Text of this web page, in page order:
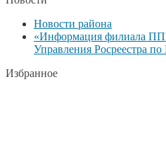
Новости района
«Информация филиала
Управления Росреестра
Избранное